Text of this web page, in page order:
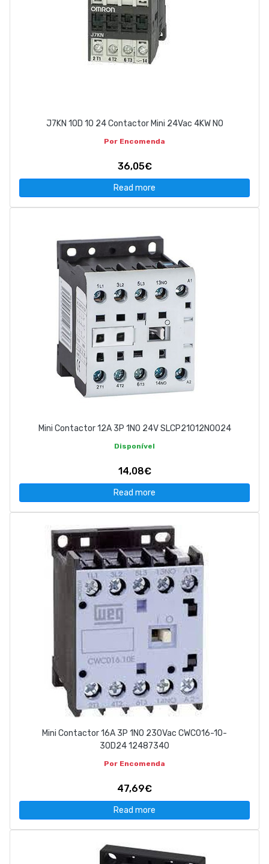
J7KN 10D 10 24 Contactor Mini 24Vac 4KW NO
Por Encomenda
36,05€
Read more
Mini Contactor 12A 3P 1NO 24V SLCP21012NO024
Disponível
14,08€
Read more
Mini Contactor 16A 3P 1NO 230Vac CWC016-10-
30D24 12487340
Por Encomenda
47,69€
Read more